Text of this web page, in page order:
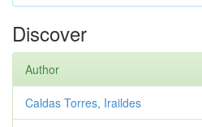
Discover
Author
Caldas Torres, Iraildes